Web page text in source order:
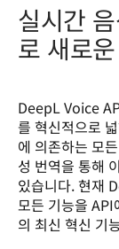
실시간
로 새로
DeepL Voice
를 혁신적으로
에 의존하는 모
성 번역을 통해
있습니다. 현재
모든 기능을
의 최신 혁신 기